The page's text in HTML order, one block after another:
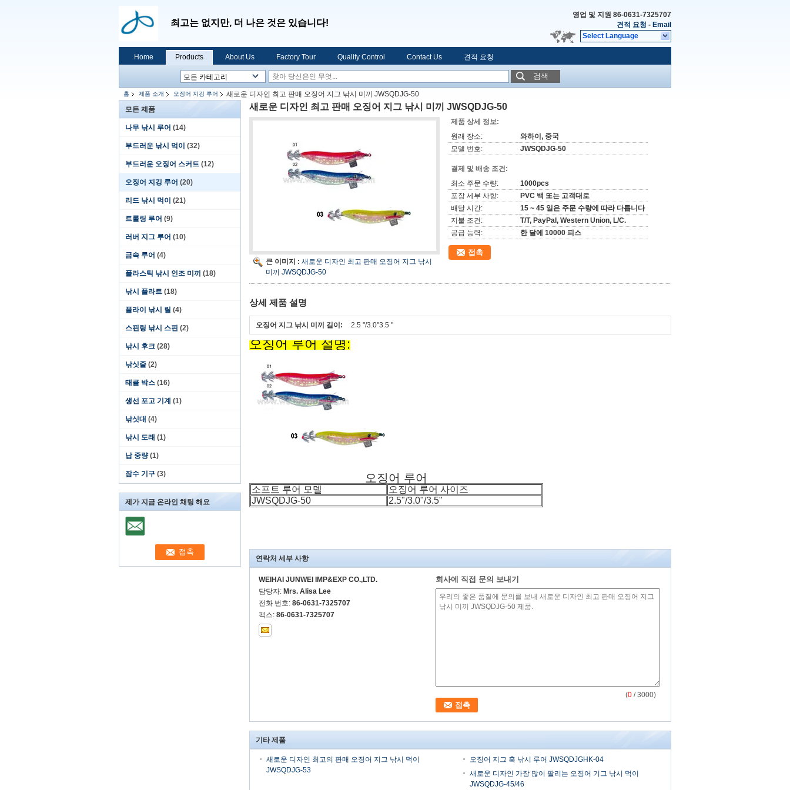
최고는 없지만, 더 나은 것은 있습니다!
영업 및 지원 86-0631-7325707
견적 요청 - Email
Select Language
Home Products About Us Factory Tour Quality Control Contact Us 견적 요청
검색
홈 제품 소개 오징어 지깅 루어
새로운 디자인 최고 판매 오징어 지그 낚시 미끼 JWSQDJG-50
모든 제품
나무 낚시 루어 (14)
부드러운 낚시 먹이 (32)
부드러운 오징어 스커트 (12)
오징어 지깅 루어 (20)
리드 낚시 먹이 (21)
트롤링 루어 (9)
러버 지그 루어 (10)
금속 루어 (4)
플라스틱 낚시 인조 미끼 (18)
낚시 플라트 (18)
플라이 낚시 릴 (4)
스핀링 낚시 스핀 (2)
낚시 후크 (28)
낚싯줄 (2)
태클 박스 (16)
생선 포고 기계 (1)
낚싯대 (4)
낚시 도래 (1)
납 중량 (1)
잠수 기구 (3)
제가 지금 온라인 채팅 해요
새로운 디자인 최고 판매 오징어 지그 낚시 미끼 JWSQDJG-50
큰 이미지 : 새로운 디자인 최고 판매 오징어 지그 낚시
미끼 JWSQDJG-50
제품 상세 정보:
원래 장소:
와하이, 중국
모델 번호:
JWSQDJG-50
결제 및 배송 조건:
최소 주문 수량:
1000pcs
포장 세부 사항:
PVC 백 또는 고객대로
배달 시간:
15 ~ 45 일은 주문 수량에 따라 다릅니다
지불 조건:
T/T, PayPal, Western Union, L/C.
공급 능력:
한 달에 10000 피스
접촉
상세 제품 설명
오징어 지그 낚시 미끼 길이: 2.5 "/3.0"3.5 "
오징어 루어 설명:
오징어 루어
소프트 루어 모델
오징어 루어 사이즈
JWSQDJG-50
2.5"/3.0"/3.5"
연락처 세부 사항
WEIHAI JUNWEI IMP&EXP CO.,LTD.
담당자: Mrs. Alisa Lee
전화 번호: 86-0631-7325707
팩스: 86-0631-7325707
회사에 직접 문의 보내기
(0 / 3000)
기타 제품
새로운 디자인 최고의 판매 오징어 지그 낚시 먹이
JWSQDJG-53
오징어 지그 훅 낚시 루어 JWSQDJGHK-04
새로운 디자인 가장 많이 팔리는 오징어 기그 낚시 먹이
JWSQDJG-45/46